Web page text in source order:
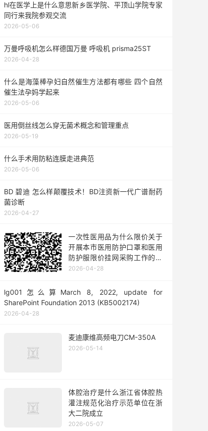
hl在医学上是什么意思新乡医学院、平顶山学院专家
同行来我院参观交流
2026-05-06
万曼呼吸机怎么样德国万曼 呼吸机 prisma25ST
2026-04-28
什么是海藻棒孕妇自然催生方法都有哪些 四个自然
催生法孕妈学起来
2026-05-06
医用倒丝线怎么穿无菌术概念和管理重点
2026-05-19
什么手术用防粘连膜走进典范
2026-05-06
BD 碧迪 怎么样颠覆技术！BD注资新一代广谱耐药
菌诊断
2026-04-27
一次性医用品为什么限价关于
开展本市医用防护口罩和医用
防护服限价挂网采购工作的通
知
2026-04-28
lg001怎么算March 8, 2022, update for
SharePoint Foundation 2013 (KB5002174)
2026-04-28
麦迪康维高频电刀CM-350A
2026-05-14
体腔治疗是什么浙江省体腔热
灌注规范化治疗示范单位在浙
大二院成立
2026-05-07